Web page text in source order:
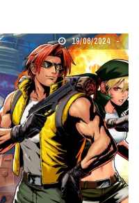
19/06/2024